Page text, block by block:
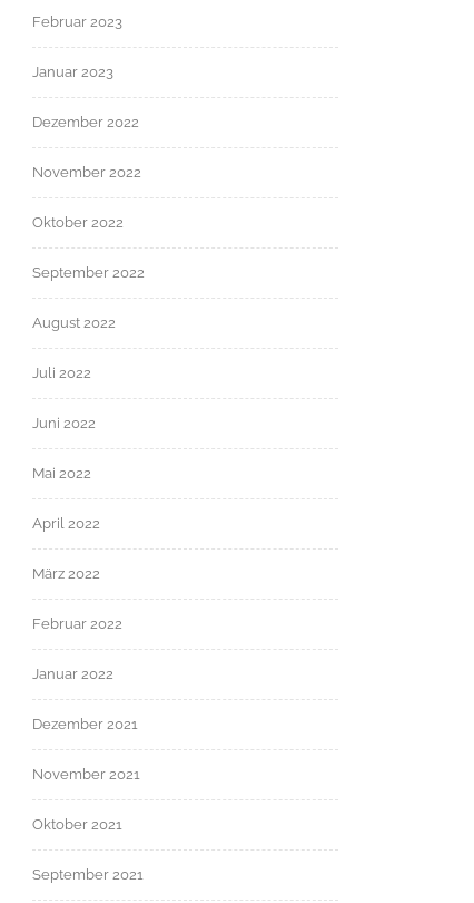
Februar 2023
Januar 2023
Dezember 2022
November 2022
Oktober 2022
September 2022
August 2022
Juli 2022
Juni 2022
Mai 2022
April 2022
März 2022
Februar 2022
Januar 2022
Dezember 2021
November 2021
Oktober 2021
September 2021